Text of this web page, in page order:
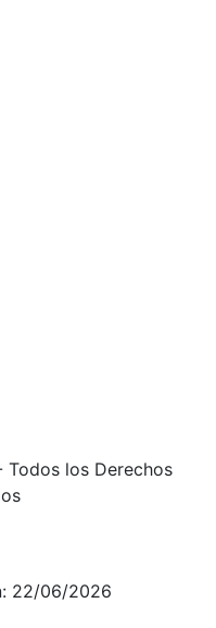
los Derechos
22/06/2026